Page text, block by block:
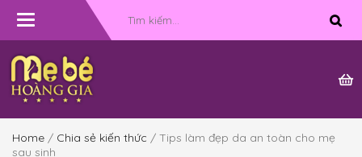
Toggle
Home / Chia sẻ kiến thức / Tips làm đẹp da an toàn cho mẹ
sau sinh